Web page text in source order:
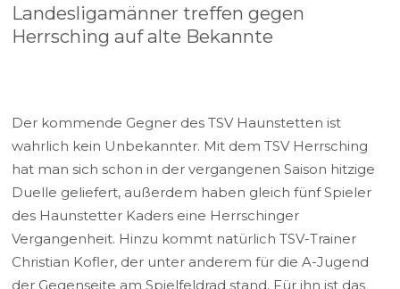
Landesligamänner treffen gegen
Herrsching auf alte Bekannte
Der kommende Gegner des TSV Haunstetten ist
wahrlich kein Unbekannter. Mit dem TSV Herrsching
hat man sich schon in der vergangenen Saison hitzige
Duelle geliefert, außerdem haben gleich fünf Spieler
des Haunstetter Kaders eine Herrschinger
Vergangenheit. Hinzu kommt natürlich TSV-Trainer
Christian Kofler, der unter anderem für die A-Jugend
der Gegenseite am Spielfeldrad stand. Für ihn ist das